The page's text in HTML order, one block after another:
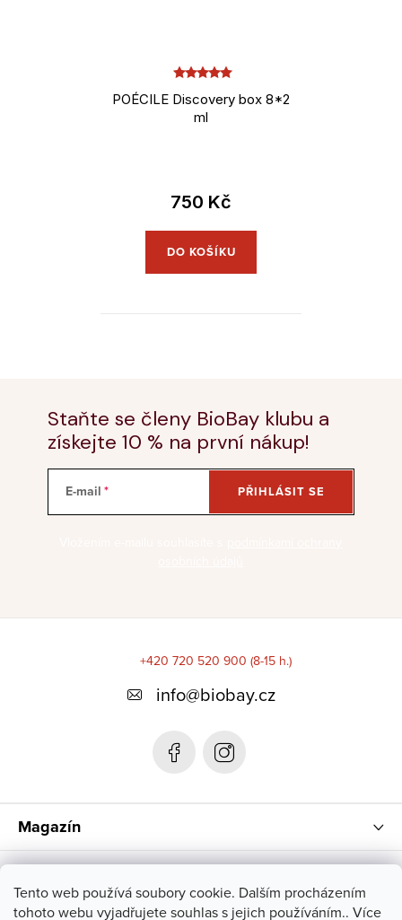
Tento web používá soubory cookie. Dalším procházením
tohoto webu vyjadřujete souhlas s jejich používáním.. Více
POÉCILE Discovery box 8*2
ml
750 Kč
DO KOŠÍKU
Staňte se členy BioBay klubu a
získejte 10 % na první nákup!
E-mail PŘIHLÁSIT SE
Magazín
+420 720 520 900 (8-15 h.)
info@biobay.cz